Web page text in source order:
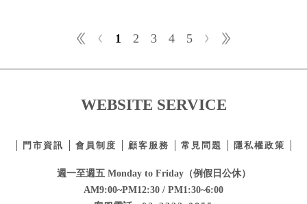
1 2 3 4 5
WEBSITE SERVICE
門市資訊 會員制度 顧客服務 常見問題 隱私權政策
週一至週五 Monday to Friday（例假日公休）
AM9:00~PM12:30 / PM1:30~6:00